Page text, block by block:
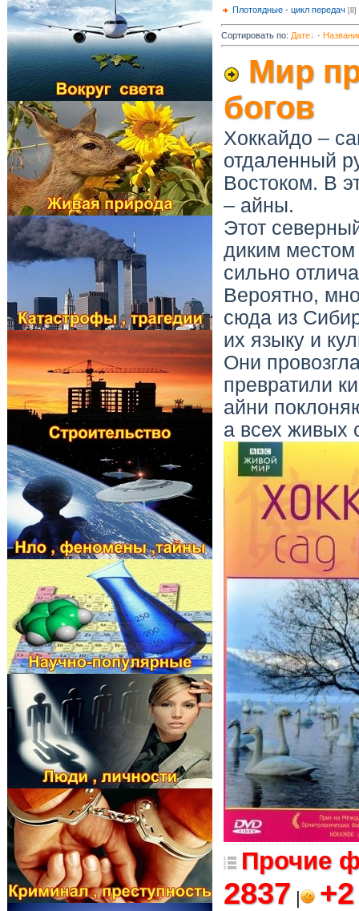
Плотоядные - цикл передач [8]
Сортировать по: Дате ·
Мир
богов
Хоккайдо –
отдаленный
Востоком. В
– айны.
Этот
диким местом
сильно
Вероятно,
сюда из
их языку и
Они
превратили
айни
а всех живых
Прочие
2837 |